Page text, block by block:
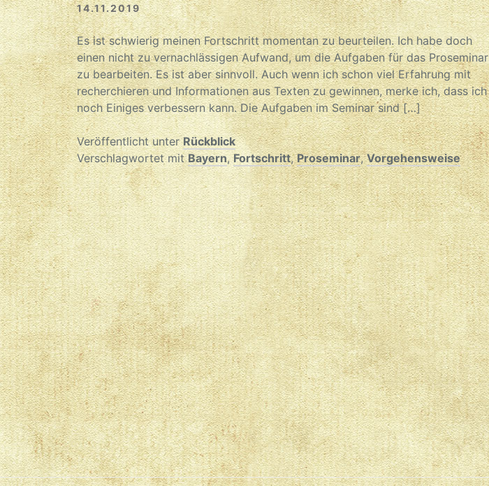
14.11.2019
Es ist schwierig meinen Fortschritt momentan zu beurteilen. Ich habe doch
einen nicht zu vernachlässigen Aufwand, um die Aufgaben für das Proseminar
zu bearbeiten. Es ist aber sinnvoll. Auch wenn ich schon viel Erfahrung mit
recherchieren und Informationen aus Texten zu gewinnen, merke ich, dass ich
noch Einiges verbessern kann. Die Aufgaben im Seminar sind […]
Veröffentlicht unterRückblick
Verschlagwortet mitBayern,Fortschritt,Proseminar,Vorgehensweise